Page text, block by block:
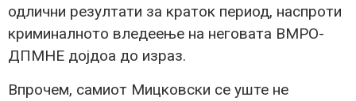
одлични резултати за краток период, наспроти
криминалното вледеење на неговата ВМРО-
ДПМНЕ дојдоа до израз.
Впрочем, самиот Мицковски се уште не